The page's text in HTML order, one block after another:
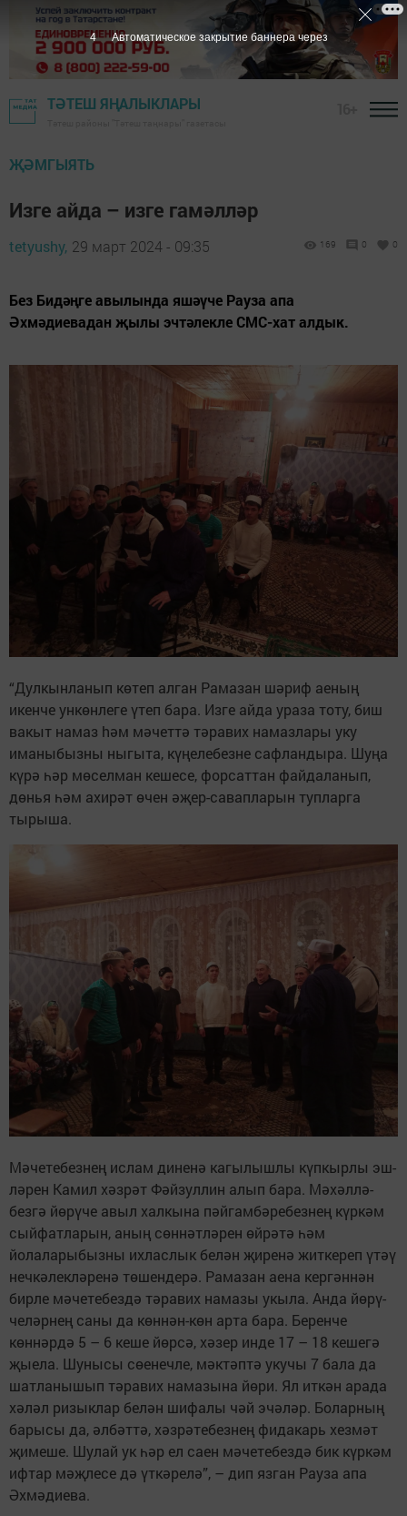
ТӘТЕШ ЯҢАЛЫКЛАРЫ
ҖӘМГЫЯТЬ
Изге айда – изге гамәлләр
tetyushy, 29 март 2024 - 09:35 169 0 0
Без Бидәңге авылында яшәүче Рауза апа
Әхмәдиевадан җылы эчтәлекле СМС-хат алдык.
“Дулкынланып көтеп алган Рамазан шәриф аеның
икенче ункөнлеге үтеп бара. Изге айда ураза тоту, биш
вакыт намаз hәм мәчеттә тәравих намазлары уку
иманыбызны ныгыта, күңелебезне сафландыра. Шуңа
күрә һәр мөселман кешесе, форсаттан файдаланып,
дөнья һәм ахирәт өчен әҗер-савапларын тупларга
тырыша.
Мәчетебезнең ислам ди­ненә кагылышлы күпкырлы эш­
ләрен Камил хәзрәт Фәй­зуллин алып бара. Мәхәл­лә­
безгә йөрүче авыл халкына пәйгам­бәребезнең күр­кәм
сыйфатларын, аның сөннәтләрен өйрәтә һәм
йолаларыбызны ихласлык белән җиренә житкереп үтәү
нечкәлекләренә төшендерә. Рамазан аена кергәннән
бирле мәчетебездә тәравих намазы укыла. Анда йөрү­
челәрнең саны да көннән-көн арта бара. Беренче
көннәрдә 5 – 6 кеше йөрсә, хәзер инде 17 – 18 кешегә
җыела. Шунысы сөе­нечле, мәктәптә укучы 7 бала да
шатланышып тәравих намазына йөри. Ял иткән арада
хәләл ризыклар белән шифалы чәй эчәләр. Боларның
барысы да, әлбәттә, хәзрәтебезнең фидакарь хезмәт
җимеше. Шулай ук һәр ел саен мәчетебездә бик күркәм
ифтар мәҗлесе дә үткә­релә”, – дип язган Рауза апа
Әхмәдиева.
3 Автоматическое закрытие баннера через